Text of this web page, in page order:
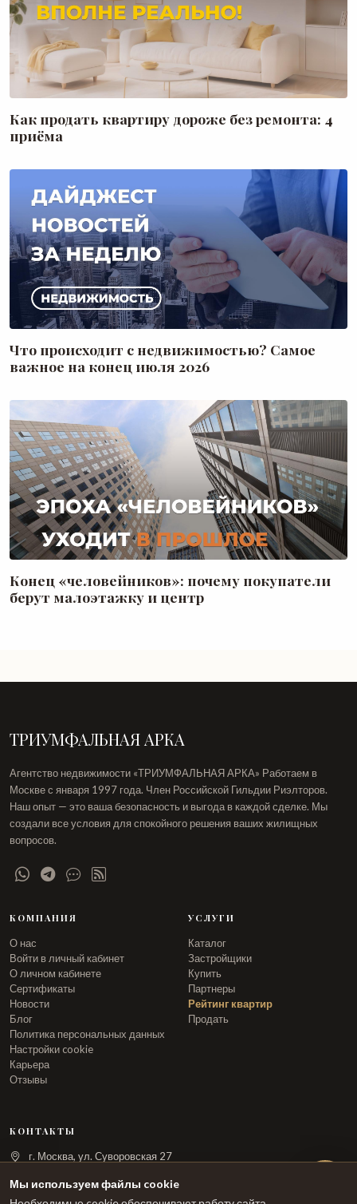
Как продать квартиру дороже без ремонта: 4
приёма
Что происходит с недвижимостью? Самое
важное на конец июля 2026
Конец «человейников»: почему покупатели
берут малоэтажку и центр
ТРИУМФАЛЬНАЯ АРКА
Агентство недвижимости «ТРИУМФАЛЬНАЯ АРКА» Работаем в
Москве с января 1997 года. Член Российской Гильдии Риэлторов.
Наш опыт — это ваша безопасность и выгода в каждой сделке. Мы
создали все условия для спокойного решения ваших жилищных
вопросов.
КОМПАНИЯ
О нас
Войти в личный кабинет
О личном кабинете
Сертификаты
Новости
Блог
Политика персональных данных
Настройки cookie
Карьера
Отзывы
УСЛУГИ
Каталог
Застройщики
Купить
Партнеры
Рейтинг квартир
Продать
КОНТАКТЫ
г. Москва, ул. Суворовская 27
Мы используем файлы cookie